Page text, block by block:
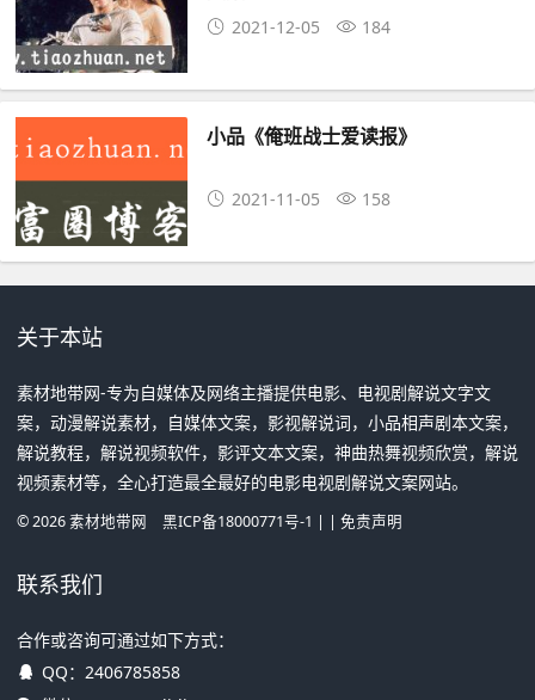
2021-12-05 184
小品《俺班战士爱读报》
2021-11-05 158
关于本站
素材地带网-专为自媒体及网络主播提供电影、电视剧解说文字文
案，动漫解说素材，自媒体文案，影视解说词，小品相声剧本文案，
解说教程，解说视频软件，影评文本文案，神曲热舞视频欣赏，解说
视频素材等，全心打造最全最好的电影电视剧解说文案网站。
©2026素材地带网 黑ICP备18000771号-1 | | 免责声明
联系我们
合作或咨询可通过如下方式：
QQ： 2406785858